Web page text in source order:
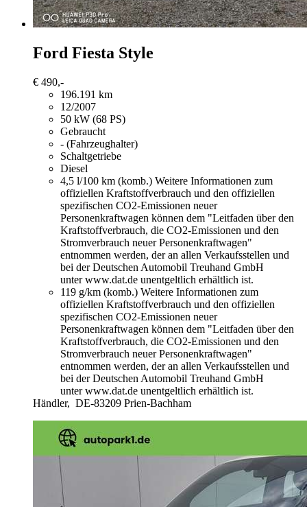
Ford Fiesta Style
€ 490,-
196.191 km
12/2007
50 kW (68 PS)
Gebraucht
- (Fahrzeughalter)
Schaltgetriebe
Diesel
4,5 l/100 km (komb.) Weitere Informationen zum
offiziellen Kraftstoffverbrauch und den offiziellen
spezifischen CO2-Emissionen neuer
Personenkraftwagen können dem "Leitfaden über den
Kraftstoffverbrauch, die CO2-Emissionen und den
Stromverbrauch neuer Personenkraftwagen"
entnommen werden, der an allen Verkaufsstellen und
bei der Deutschen Automobil Treuhand GmbH
unter www.dat.de unentgeltlich erhältlich ist.
119 g/km (komb.) Weitere Informationen zum
offiziellen Kraftstoffverbrauch und den offiziellen
spezifischen CO2-Emissionen neuer
Personenkraftwagen können dem "Leitfaden über den
Kraftstoffverbrauch, die CO2-Emissionen und den
Stromverbrauch neuer Personenkraftwagen"
entnommen werden, der an allen Verkaufsstellen und
bei der Deutschen Automobil Treuhand GmbH
unter www.dat.de unentgeltlich erhältlich ist.
Händler, DE-83209 Prien-Bachham